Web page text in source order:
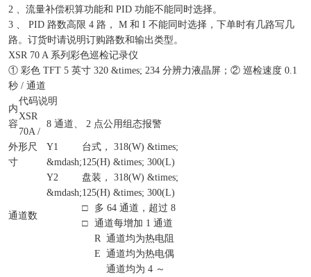
2 、流量补偿积算功能和 PID 功能不能同时选择。
3 、 PID 路数高限 4 路， M 和 I 不能同时选择，下单时有几路写几
路。订货时请说明订购路数和输出类型。
XSR 70 A 系列彩色巡检记录仪
① 彩色 TFT 5 英寸 320 &times; 234 分辨力液晶屏；② 巡检速度 0.1
秒 / 通道
内
容
代码说明
XSR
70A /
8 通道、 2 点公用组态报警
外形尺
寸
Y1
&mdash;
台式， 318(W) &times;
125(H) &times; 300(L)
Y2
&mdash;
盘装， 318(W) &times;
125(H) &times; 300(L)
通道数
□
□
多 64 通道，超过 8
通道每增加 1 通道
R 通道均为热电阻
E 通道均为热电偶
通道均为 4 ～